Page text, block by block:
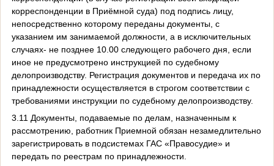
корреспонденции в Приёмной суда) под подпись лицу,
непосредственно которому переданы документы, с
указанием им занимаемой должности, а в исключительных
случаях- не позднее 10.00 следующего рабочего дня, если
иное не предусмотрено инструкцией по судебному
делопроизводству. Регистрация документов и передача их по
принадлежности осуществляется в строгом соответствии с
требованиями инструкции по судебному делопроизводству.
3.11 Документы, подаваемые по делам, назначенным к
рассмотрению, работник Приемной обязан незамедлительно
зарегистрировать в подсистемах ГАС «Правосудие» и
передать по реестрам по принадлежности.